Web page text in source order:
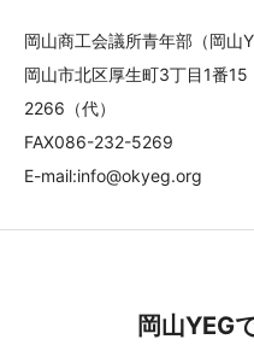
岡山商工会議所青年部（岡山
岡山市北区厚生町3丁目1番
2266（代）
FAX086-232-5269
E-mail:info@okyeg.org
岡山YEG